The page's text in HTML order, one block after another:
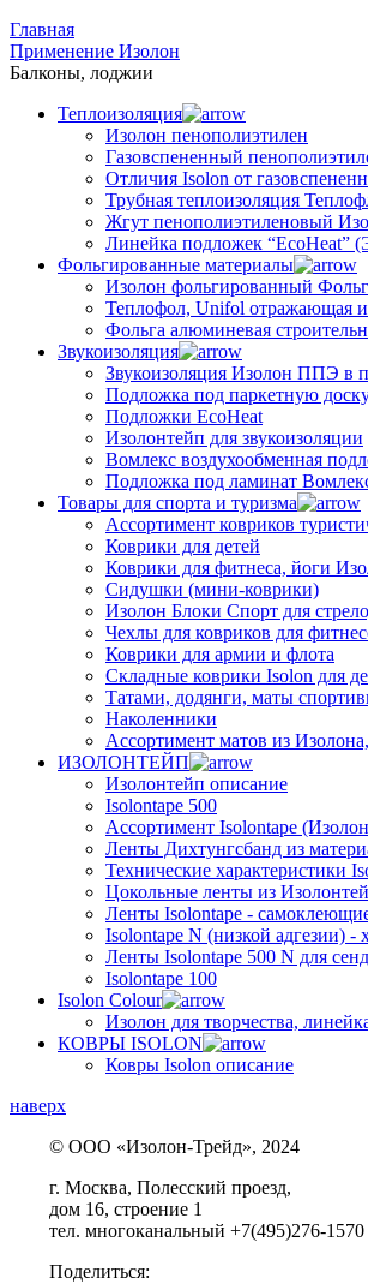
Главная
Применение Изолон
Балконы, лоджии
Теплоизоляция
Изолон пенополиэтилен
Газовспененный
Отличия Isolon от
Трубная теплоизоляция
Жгут пенополиэтиленовый
Линейка подложек “EcoHeat”
Фольгированные материалы
Изолон фольгированный
Теплофол, Unifol отражающая
Фольга алюминевая
Звукоизоляция
Звукоизоляция Изолон ППЭ в
Подложка под паркетную
Подложки EcoHeat
Изолонтейп для звукоизоляции
Вомлекс воздухообменная
Подложка под ламинат
Товары для спорта и туризма
Ассортимент ковриков
Коврики для детей
Коврики для фитнеса, йоги
Сидушки (мини-коврики)
Изолон Блоки Спорт для
Чехлы для ковриков для
Коврики для армии и флота
Складные коврики Isolon для
Татами, додянги, маты
Наколенники
Ассортимент матов из
ИЗОЛОНТЕЙП
Изолонтейп описание
Isolontape 500
Ассортимент Isolontape
Ленты Дихтунгсбанд из
Технические характеристики
Цокольные ленты из
Ленты Isolontape -
Isolontape N (низкой адгезии) -
Ленты Isolontape 500 N для
Isolontape 100
Isolon Colour
Изолон для творчества,
КОВРЫ ISOLON
Ковры Isolon описание
наверх
© ООО «Изолон-Трейд», 2024
г. Москва, Полесский проезд,
дом 16, строение 1
тел. многоканальный +7(495)276-1570
Поделиться: